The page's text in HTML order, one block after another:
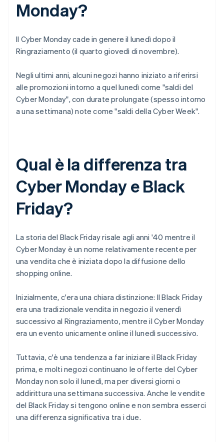
Monday?
Il Cyber Monday cade in genere il lunedì dopo il
Ringraziamento (il quarto giovedì di novembre).
Negli ultimi anni, alcuni negozi hanno iniziato a riferirsi
alle promozioni intorno a quel lunedì come "saldi del
Cyber Monday", con durate prolungate (spesso intorno
a una settimana) note come "saldi della Cyber Week".
Qual è la differenza tra
Cyber Monday e Black
Friday?
La storia del Black Friday risale agli anni '40 mentre il
Cyber Monday è un nome relativamente recente per
una vendita che è iniziata dopo la diffusione dello
shopping online.
Inizialmente, c'era una chiara distinzione: Il Black Friday
era una tradizionale vendita in negozio il venerdì
successivo al Ringraziamento, mentre il Cyber Monday
era un evento unicamente online il lunedì successivo.
Tuttavia, c'è una tendenza a far iniziare il Black Friday
prima, e molti negozi continuano le offerte del Cyber
Monday non solo il lunedì, ma per diversi giorni o
addirittura una settimana successiva. Anche le vendite
del Black Friday si tengono online e non sembra esserci
una differenza significativa tra i due.